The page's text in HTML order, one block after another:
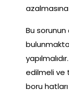
Bu
edilmeli ve
boru